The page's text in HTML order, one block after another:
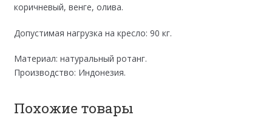
коричневый, венге, олива.
Допустимая нагрузка на кресло: 90 кг.
Материал: натуральный ротанг.
Производство: Индонезия.
Похожие товары